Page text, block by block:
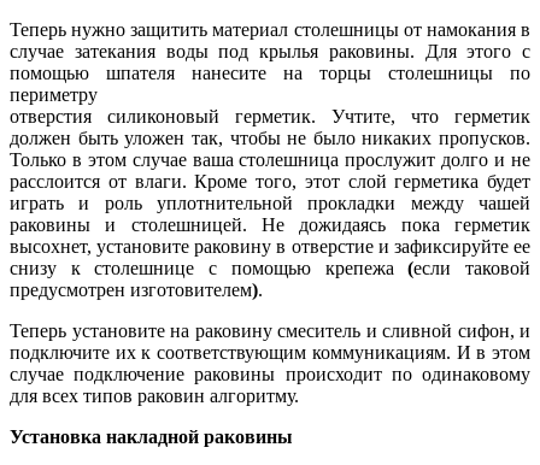
Теперь нужно защитить материал столешницы от намокания в
случае затекания воды под крылья раковины. Для этого с
помощью шпателя нанесите на торцы столешницы по
периметру
отверстия силиконовый герметик. Учтите, что герметик
должен быть уложен так, чтобы не было никаких пропусков.
Только в этом случае ваша столешница прослужит долго и не
расслоится от влаги. Кроме того, этот слой герметика будет
играть и роль уплотнительной прокладки между чашей
раковины и столешницей. Не дожидаясь пока герметик
высохнет, установите раковину в отверстие и зафиксируйте ее
снизу к столешнице с помощью крепежа (если таковой
предусмотрен изготовителем).
Теперь установите на раковину смеситель и сливной сифон, и
подключите их к соответствующим коммуникациям. И в этом
случае подключение раковины происходит по одинаковому
для всех типов раковин алгоритму.
Установка накладной раковины